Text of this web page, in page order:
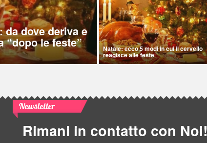
da dove deriva e
“dopo le feste” Natale: ecco 5 modi in cui il cervello
reagisce alle feste
Newsletter
Rimani in contatto con Noi!